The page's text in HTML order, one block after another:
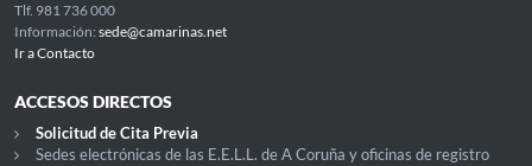
Tlf. 981 736 000
Información: sede@camarinas.net
Ir a Contacto
ACCESOS DIRECTOS
Solicitud de Cita Previa
Sedes electrónicas de las E.E.L.L. de A Coruña y oficinas de registro